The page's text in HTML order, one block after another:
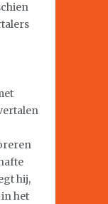
hij,
in het